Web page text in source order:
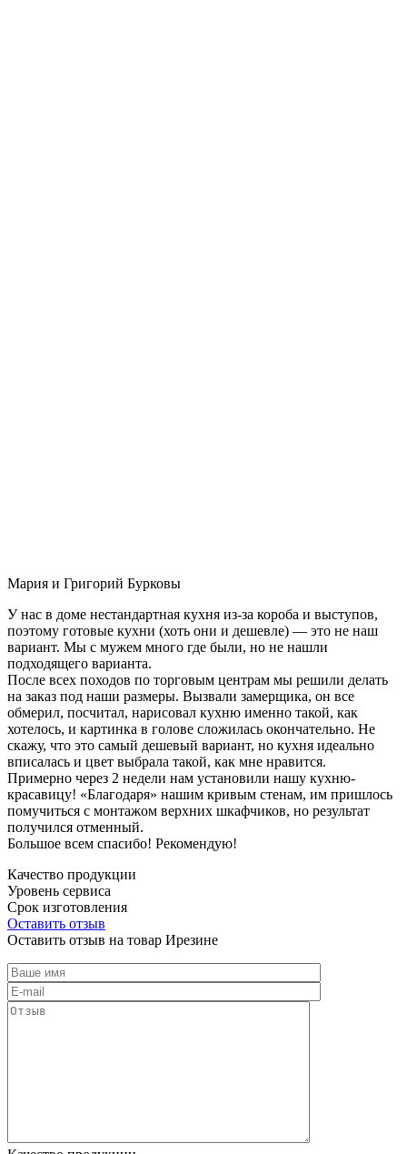
Мария и Григорий Бурковы
У нас в доме нестандартная кухня из-за короба и выступов,
поэтому готовые кухни (хоть они и дешевле) — это не наш
вариант. Мы с мужем много где были, но не нашли
подходящего варианта.
После всех походов по торговым центрам мы решили делать
на заказ под наши размеры. Вызвали замерщика, он все
обмерил, посчитал, нарисовал кухню именно такой, как
хотелось, и картинка в голове сложилась окончательно. Не
скажу, что это самый дешевый вариант, но кухня идеально
вписалась и цвет выбрала такой, как мне нравится.
Примерно через 2 недели нам установили нашу кухню-
красавицу! «Благодаря» нашим кривым стенам, им пришлось
помучиться с монтажом верхних шкафчиков, но результат
получился отменный.
Большое всем спасибо! Рекомендую!
Качество продукции
Уровень сервиса
Срок изготовления
Оставить отзыв
Оставить отзыв на товар Ирезине